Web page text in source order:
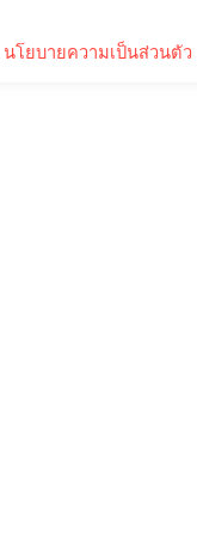
นโยบายความเป็นส่วนตัว